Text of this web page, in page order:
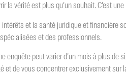
la vérité est plus qu’un souhait. C’est
intérêts et la santé juridique et financière
et des professionnels.
enquête peut varier d’un mois à plus
et de vous concentrer exclusivement sur